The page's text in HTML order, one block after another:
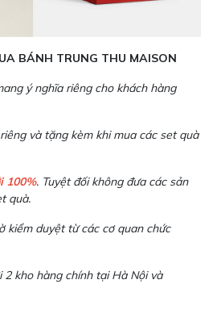
BÁNH TRUNG THU MAISON
ý nghĩa riêng cho khách hàng
và tặng kèm khi mua các set quà
100%. Tuyệt đối không đưa các sản
quà.
kiểm duyệt từ các cơ quan chức
2 kho hàng chính tại Hà Nội và